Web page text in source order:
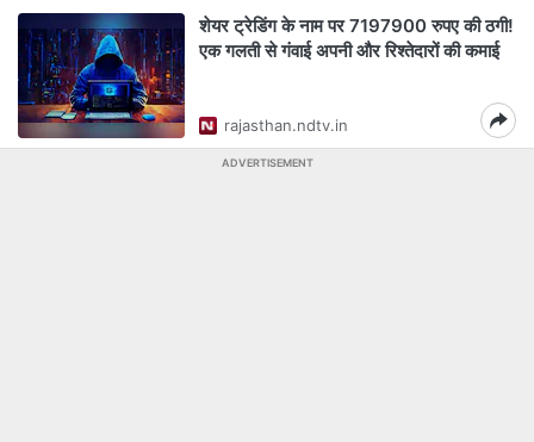
शेयर ट्रेडिंग के नाम पर 7197900 रुपए की ठगी!
एक गलती से गंवाई अपनी और रिश्तेदारों की कमाई
rajasthan.ndtv.in
ADVERTISEMENT